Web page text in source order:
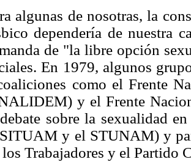
algunas de nosotras, la
dependería de nuestra
de "la libre opción
En 1979, algunos
como el Frente
y el Frente
sobre la sexualidad
y el STUNAM) y
los Trabajadores y el Partido